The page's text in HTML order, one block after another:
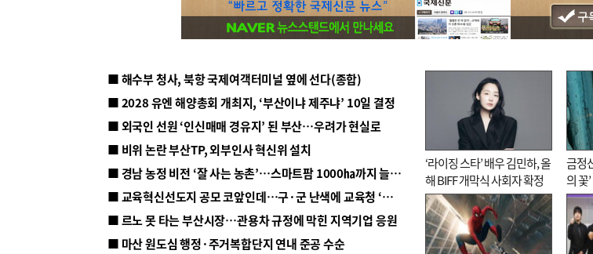
■ 해수부 청사, 북항 국제여객터미널 옆에 선다(종합)
■ 2028 유엔 해양총회 개최지, ‘부산이냐 제주냐’ 10일 결정
■ 외국인 선원 ‘인신매매 경유지’ 된 부산…우려가 현실로
■ 비위 논란 부산TP, 외부인사 혁신위 설치
■ 경남 농정 비전 ‘잘 사는 농촌’…스마트팜 1000㏊까지 늘린다
■ 교육혁신선도지 공모 코앞인데…구·군 난색에 교육청 ‘쩔쩔’
■ 르노 못 타는 부산시장…관용차 규정에 막힌 지역기업 응원
■ 마산 원도심 행정·주거복합단지 연내 준공 수순
‘라이징 스타’ 배우 김민하, 올
해 BIFF 개막식 사회자 확정
금정
의 꽃’